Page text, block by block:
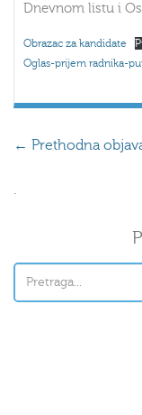
Dnevnom listu i
Obrazac za kandidate
Oglas-prijem radnika-
← Prethodna
.